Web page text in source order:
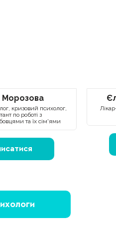
Морозова
кризовий психолог,
по роботі з
та їх сім'ями